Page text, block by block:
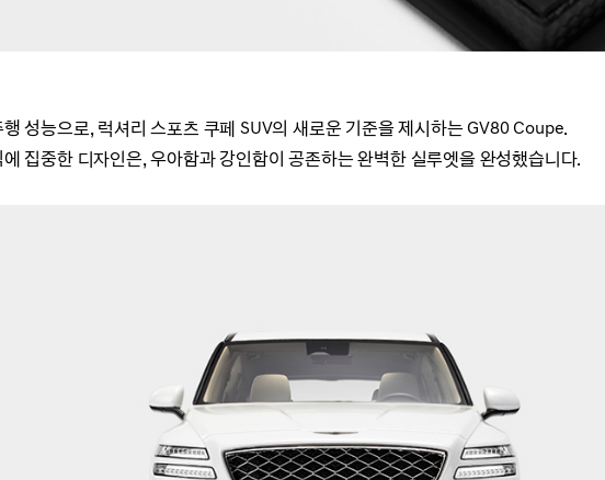
성능으로, 럭셔리 스포츠 쿠페 SUV의 새로운 기준을 제시하는 GV80 Coupe.
집중한 디자인은, 우아함과 강인함이 공존하는 완벽한 실루엣을 완성했습니다.